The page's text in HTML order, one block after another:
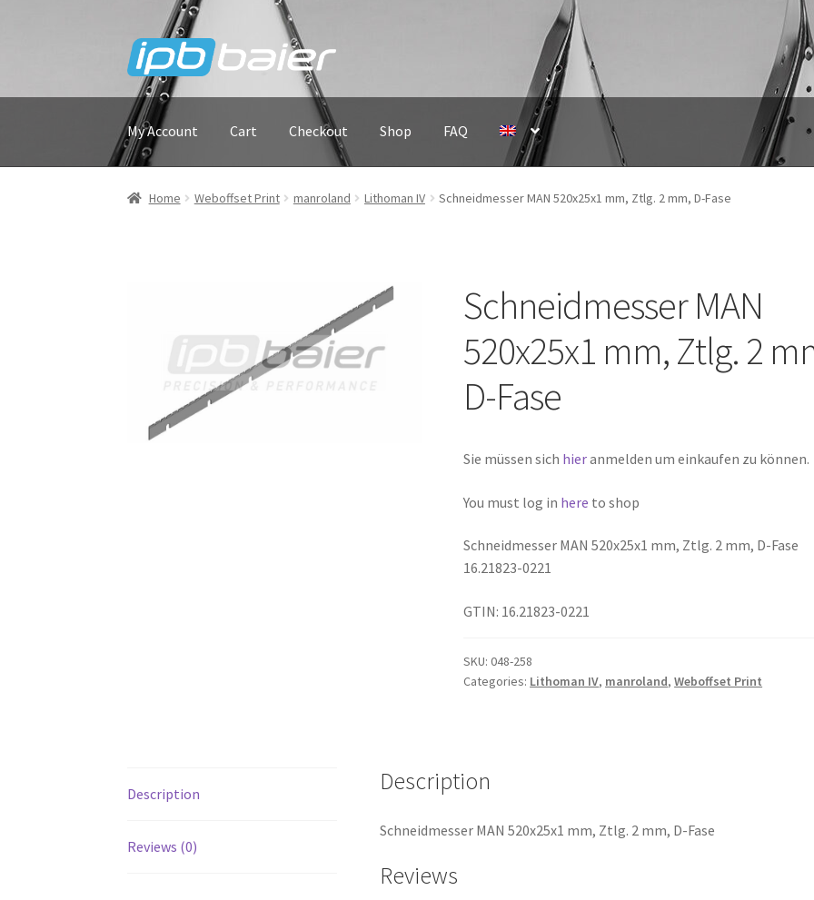
Skip
to
navigation
Skip
to
content
My Account Cart Checkout Shop FAQ
Home Weboffset Print manroland Lithoman IV Schneidmesser MAN 520x25x1 mm, Ztlg. 2 mm, D-Fase
Schneidmesser MAN
520x25x1 mm, Ztlg. 2
D-Fase
Sie müssen sich hieranmelden um einkaufen zu können.
You must log in here to shop
Schneidmesser MAN 520x25x1 mm, Ztlg. 2 mm, D-Fase
16.21823-0221
GTIN: 16.21823-0221
SKU:048-258
Categories: Lithoman IV, manroland,Weboffset Print
Description
Reviews (0)
Description
Schneidmesser MAN 520x25x1 mm, Ztlg. 2 mm, D-Fase
Reviews